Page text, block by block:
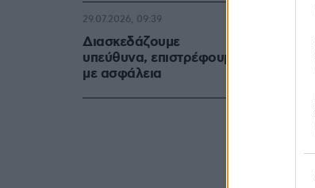
Διασκεδάζουμε
υπεύθυνα, επιστρέφουμε
με ασφάλεια
29.07.2026, 09:39